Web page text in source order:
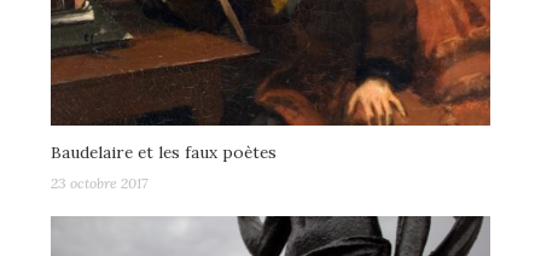
Baudelaire et les faux poètes
23 octobre 2017